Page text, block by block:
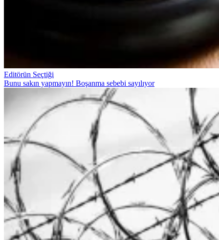
Editörün Seçtiği
Bunu sakın yapmayın! Boşanma sebebi sayılıyor